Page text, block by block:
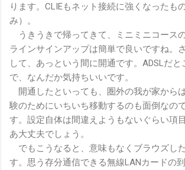
ります。CLIEもネット接続に強くなったも
み）。
うきうきで帰ってきて、ミニミニコース
ラインサインアップは簡単で良いですね。
して、あっという間に開通です。ADSLだ
で、なんだか気持ちいいです。
開通したといっても、圏外の我が家から
験のためにいちいち移動するのも面倒なの
す。設定自体は間違えようもないぐらい項
あ大丈夫でしょう。
でもこうなると、意味もなくブラウズし
す。思う存分通信できる無線LANカードの